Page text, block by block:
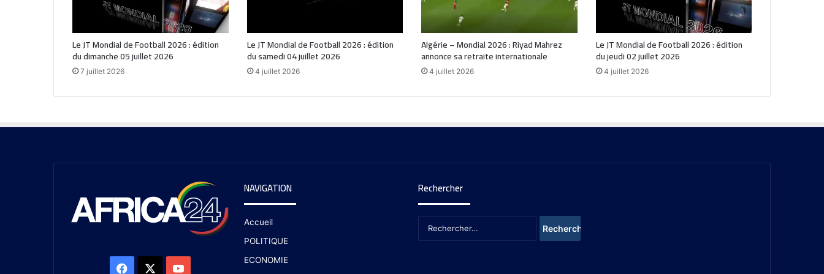
Le JT Mondial de Football 2026 : édition
du dimanche 05 juillet 2026
7 juillet 2026
Le JT Mondial de Football 2026 : édition
du samedi 04 juillet 2026
4 juillet 2026
Algérie – Mondial 2026 : Riyad Mahrez
annonce sa retraite internationale
4 juillet 2026
Le JT Mondial de Football 2026 : édition
du jeudi 02 juillet 2026
4 juillet 2026
NAVIGATION
Accueil
POLITIQUE
ECONOMIE
Rechercher